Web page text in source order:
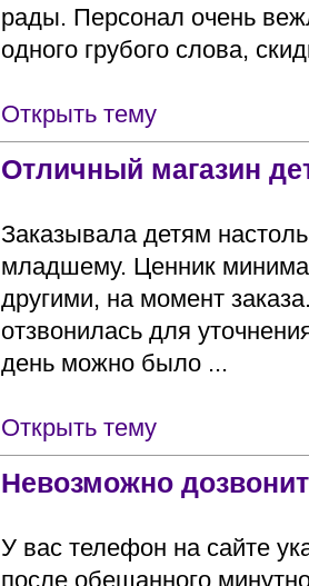
рады. Персонал очень
одного грубого слова,
Открыть тему
Отличный магазин
Заказывала детям
младшему. Ценник
другими, на момент
отзвонилась для
день можно было ...
Открыть тему
Невозможно
У вас телефон на сайте
после обещанного